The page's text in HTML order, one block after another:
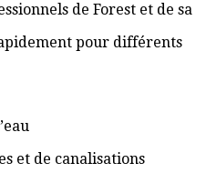
de Forest et de sa
pour différents
et de canalisations